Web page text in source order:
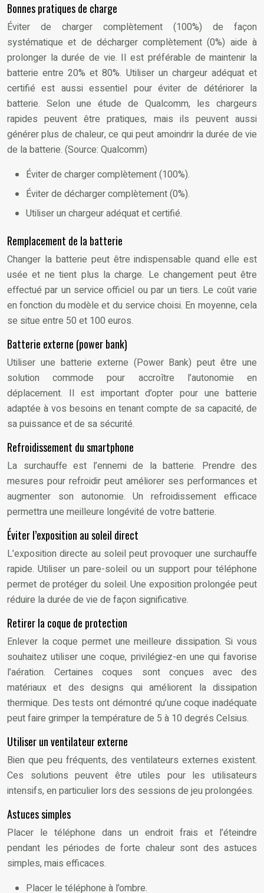
Bonnes pratiques de charge
Éviter de charger complètement (100%) de façon
systématique et de décharger complètement (0%) aide à
prolonger la durée de vie. Il est préférable de maintenir la
batterie entre 20% et 80%. Utiliser un chargeur adéquat et
certifié est aussi essentiel pour éviter de détériorer la
batterie. Selon une étude de Qualcomm, les chargeurs
rapides peuvent être pratiques, mais ils peuvent aussi
générer plus de chaleur, ce qui peut amoindrir la durée de vie
de la batterie. (Source: Qualcomm)
Éviter de charger complètement (100%).
Éviter de décharger complètement (0%).
Utiliser un chargeur adéquat et certifié.
Remplacement de la batterie
Changer la batterie peut être indispensable quand elle est
usée et ne tient plus la charge. Le changement peut être
effectué par un service officiel ou par un tiers. Le coût varie
en fonction du modèle et du service choisi. En moyenne, cela
se situe entre 50 et 100 euros.
Batterie externe (power bank)
Utiliser une batterie externe (Power Bank) peut être une
solution commode pour accroître l’autonomie en
déplacement. Il est important d’opter pour une batterie
adaptée à vos besoins en tenant compte de sa capacité, de
sa puissance et de sa sécurité.
Refroidissement du smartphone
La surchauffe est l’ennemi de la batterie. Prendre des
mesures pour refroidir peut améliorer ses performances et
augmenter son autonomie. Un refroidissement efficace
permettra une meilleure longévité de votre batterie.
Éviter l’exposition au soleil direct
L’exposition directe au soleil peut provoquer une surchauffe
rapide. Utiliser un pare-soleil ou un support pour téléphone
permet de protéger du soleil. Une exposition prolongée peut
réduire la durée de vie de façon significative.
Retirer la coque de protection
Enlever la coque permet une meilleure dissipation. Si vous
souhaitez utiliser une coque, privilégiez-en une qui favorise
l’aération. Certaines coques sont conçues avec des
matériaux et des designs qui améliorent la dissipation
thermique. Des tests ont démontré qu’une coque inadéquate
peut faire grimper la température de 5 à 10 degrés Celsius.
Utiliser un ventilateur externe
Bien que peu fréquents, des ventilateurs externes existent.
Ces solutions peuvent être utiles pour les utilisateurs
intensifs, en particulier lors des sessions de jeu prolongées.
Astuces simples
Placer le téléphone dans un endroit frais et l’éteindre
pendant les périodes de forte chaleur sont des astuces
simples, mais efficaces.
Placer le téléphone à l’ombre.